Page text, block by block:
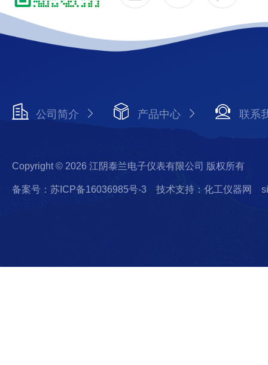
公司简介 产品中心 联系
Copyright © 2026 江阴泰兰电子仪表有限公司 版权所有
备案号：苏ICP备16036985号-3 技术支持：化工仪器网